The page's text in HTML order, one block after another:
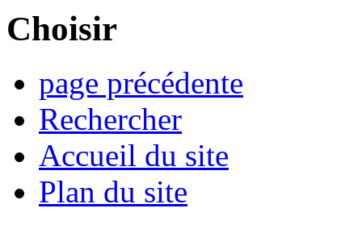
Choisir
page précédente
Rechercher
Accueil du site
Plan du site